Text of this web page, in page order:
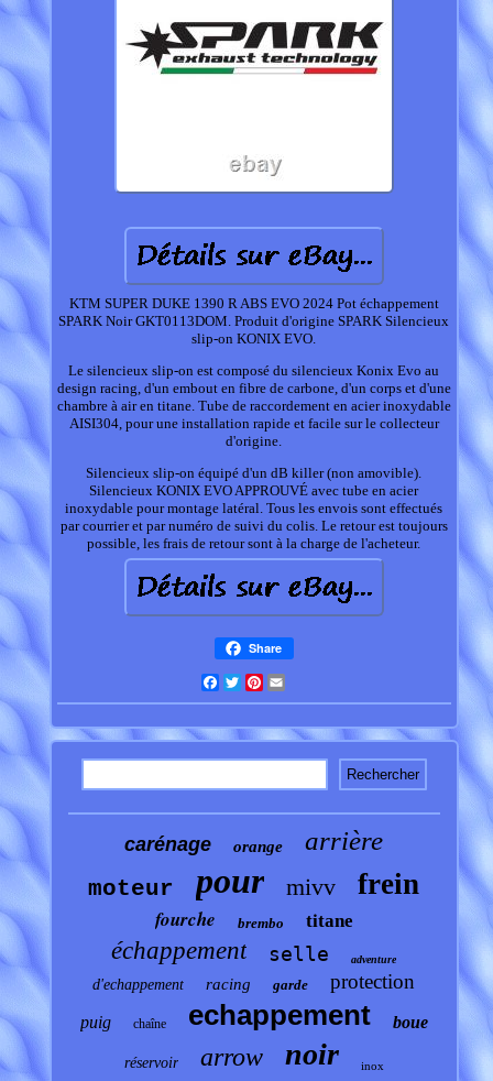
KTM SUPER DUKE 1390 R ABS EVO 2024 Pot échappement
SPARK Noir GKT0113DOM. Produit d'origine SPARK Silencieux
slip-on KONIX EVO.
Le silencieux slip-on est composé du silencieux Konix Evo au
design racing, d'un embout en fibre de carbone, d'un corps et d'une
chambre à air en titane. Tube de raccordement en acier inoxydable
AISI304, pour une installation rapide et facile sur le collecteur
d'origine.
Silencieux slip-on équipé d'un dB killer (non amovible).
Silencieux KONIX EVO APPROUVÉ avec tube en acier
inoxydable pour montage latéral. Tous les envois sont effectués
par courrier et par numéro de suivi du colis. Le retour est toujours
possible, les frais de retour sont à la charge de l'acheteur.
Share
Facebook
TwitterPinterest
carénage orange arrière
moteur pour mivv frein
fourche brembo titane
échappement selle adventure
d'echappement racing garde protection
puig chaîne echappement boue
réservoir arrow noir inox